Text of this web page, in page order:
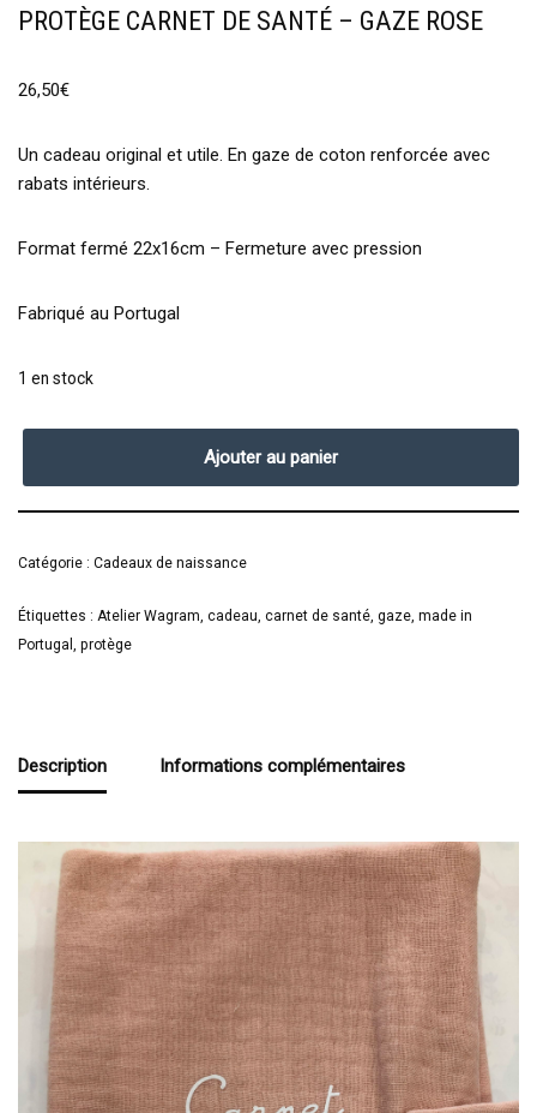
PROTÈGE CARNET DE SANTÉ – GAZE ROSE
26,50€
Un cadeau original et utile. En gaze de coton renforcée avec
rabats intérieurs.
Format fermé 22x16cm – Fermeture avec pression
Fabriqué au Portugal
1 en stock
Ajouter au panier
Catégorie : Cadeaux de naissance
Étiquettes : Atelier Wagram, cadeau, carnet de santé, gaze, made in
Portugal , protège
Description Informations complémentaires